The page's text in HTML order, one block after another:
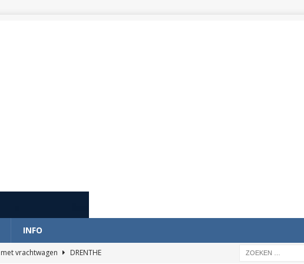
INFO
vrachtwagen
DRENTHE